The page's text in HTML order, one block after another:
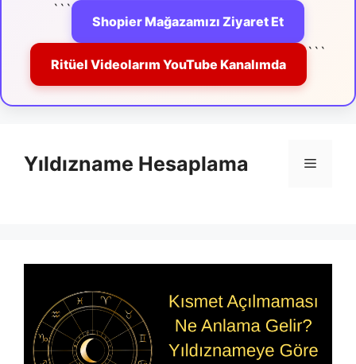
```
Shopier Mağazamızı Ziyaret Et
Ritüel Videolarım YouTube Kanalımda
```
Yıldızname Hesaplama Menü